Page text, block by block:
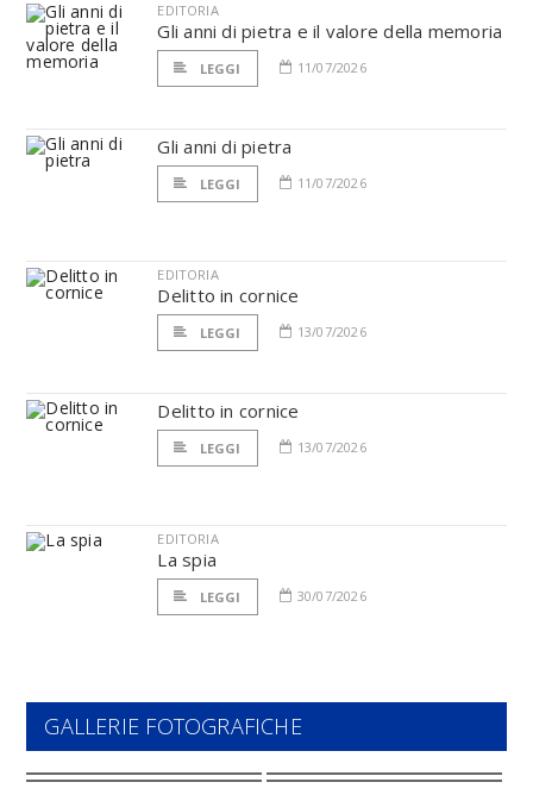
EDITORIA
Gli anni di pietra e il valore della memoria
LEGGI 11/07/2026
Gli anni di pietra
LEGGI 11/07/2026
EDITORIA
Delitto in cornice
LEGGI 13/07/2026
Delitto in cornice
LEGGI 13/07/2026
EDITORIA
La spia
LEGGI 30/07/2026
GALLERIE FOTOGRAFICHE